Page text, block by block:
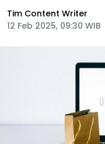
Tim Content Writer
12 Feb 2025, 09:30 WIB